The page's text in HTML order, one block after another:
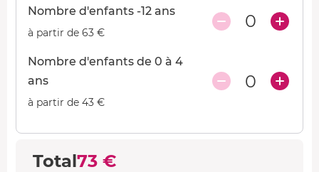
Nombre d'enfants -12 ans
à partir de 63 €
0
Nombre d'enfants de 0 à 4
ans
à partir de 43 €
0
Total73 €